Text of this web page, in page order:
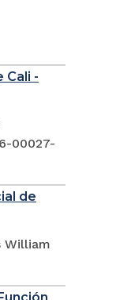
Cali -
00027-
de
William